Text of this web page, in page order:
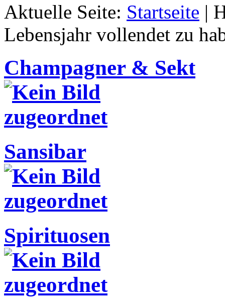
Aktuelle Seite: Startseite |
Lebensjahr vollendet zu
Champagner & Sekt
Sansibar
Spirituosen